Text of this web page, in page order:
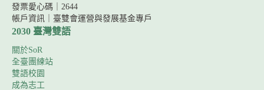
發票愛心碼｜2644
帳戶資訊｜ 臺雙會運營與發展基金專戶
2030 臺灣雙語
關於SoR
全臺團練站
雙語校園
成為志工